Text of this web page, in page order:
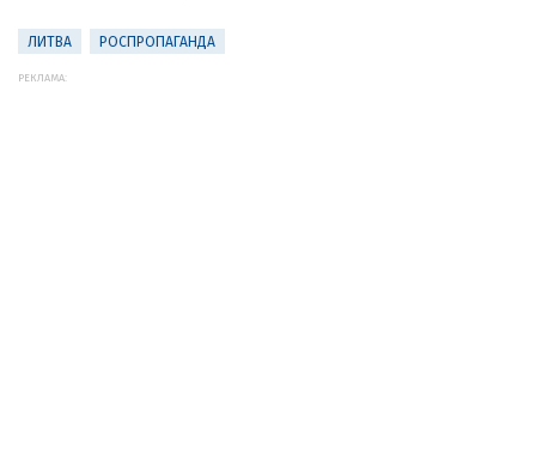
ЛИТВА РОСПРОПАГАНДА
РЕКЛАМА: